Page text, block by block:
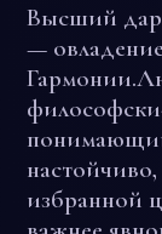
Высший дар
—
избранной